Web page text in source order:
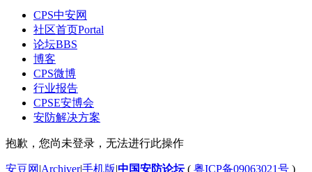
CPS中安网
社区首页Portal
论坛BBS
博客
CPS微博
行业报告
CPSE安博会
安防解决方案
抱歉，您尚未登录，无法进行此操作
安豆网 |Archiver|手机版|中国安防论坛( 粤ICP备09063021号 )